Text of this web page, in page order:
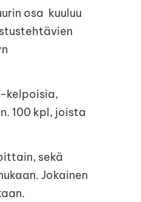
osa kuuluu
kelpoisia,
100 kpl, joista
sekä
Jokainen